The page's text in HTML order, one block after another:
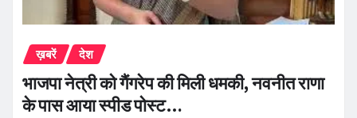
ख़बरें देश
भाजपा नेत्री को गैंगरेप की मिली धमकी, नवनीत राणा
के पास आया स्पीड पोस्ट…